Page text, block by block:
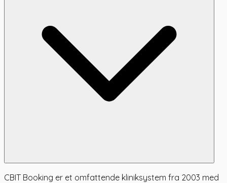
CBIT Booking er et omfattende kliniksystem fra 2003 med